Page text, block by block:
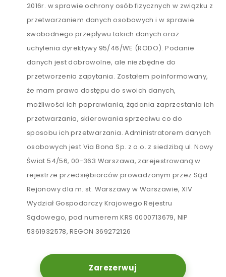
2016r. w sprawie ochrony osób fizycznych w związku z
przetwarzaniem danych osobowych i w sprawie
swobodnego przepływu takich danych oraz
uchylenia dyrektywy 95/46/WE (RODO). Podanie
danych jest dobrowolne, ale niezbędne do
przetworzenia zapytania. Zostałem poinformowany,
że mam prawo dostępu do swoich danych,
możliwości ich poprawiania, żądania zaprzestania ich
przetwarzania, skierowania sprzeciwu co do
sposobu ich przetwarzania. Administratorem danych
osobowych jest Via Bona Sp. z o.o. z siedzibą ul. Nowy
Świat 54/56, 00-363 Warszawa, zarejestrowaną w
rejestrze przedsiębiorców prowadzonym przez Sąd
Rejonowy dla m. st. Warszawy w Warszawie, XIV
Wydział Gospodarczy Krajowego Rejestru
Sądowego, pod numerem KRS 0000713679, NIP
5361932578, REGON 369272126
Zarezerwuj